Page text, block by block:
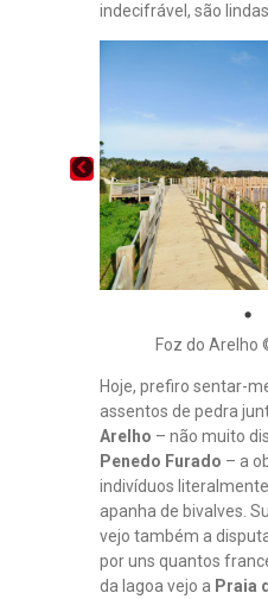
indecifrável, são lindas.
Foz do Arelho
Hoje, prefiro sentar-
assentos de pedra
Arelho – não muito
Penedo Furado – a
indivíduos
apanha de bivalves.
vejo também a
por uns quantos
da lagoa vejo a Praia